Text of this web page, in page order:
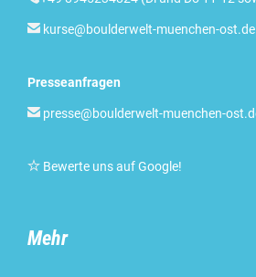
 kurse@boulderwelt-muenchen-ost.de
Presseanfragen
 presse@boulderwelt-muenchen-
 Bewerte uns auf Google!
Mehr